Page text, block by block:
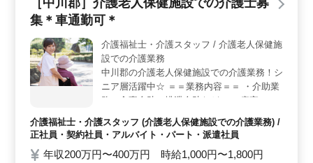
［中川郡］介護老人保健施設での介護士募
集＊車通勤可＊
介護福祉士・介護スタッフ / 介護老人保健施
設での介護業務
中川郡の介護老人保健施設での介護業務！シ
ニア層活躍中☆ ＝＝業務内容＝＝ ・介助業
務（食事介助、排泄介助など） ・病室の清
掃やシーツ交換 ・看護師補助 ・生活援助 ・
移動介助 ・入居者の健康管理 等 ＝＝備考＝
＝ ＊車通勤可能 ＊社会保険完備 まずはお問
い合わせ下さい♪
介護福祉士・介護スタッフ (介護老人保健施設での介護業務) /
正社員・契約社員・アルバイト・パート・派遣社員
年収200万円〜400万円 時給1,000円〜1,800円